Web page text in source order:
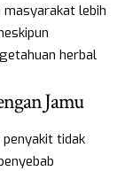
lebih
herbal
Jamu
tidak